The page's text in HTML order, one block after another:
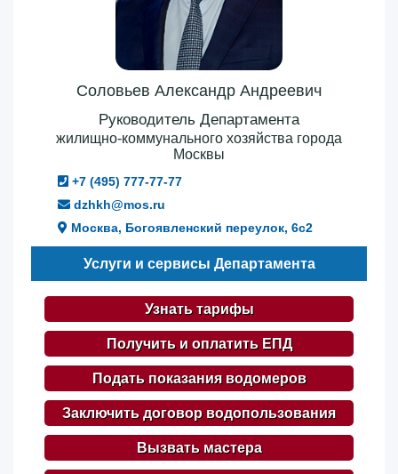
Соловьев Александр Андреевич
Руководитель Департамента
жилищно-коммунального хозяйства города
Москвы
+7 (495) 777-77-77
dzhkh@mos.ru
Москва, Богоявленский переулок, 6с2
Услуги и сервисы Департамента
Узнать тарифы
Получить и оплатить ЕПД
Подать показания водомеров
Заключить договор водопользования
Вызвать мастера